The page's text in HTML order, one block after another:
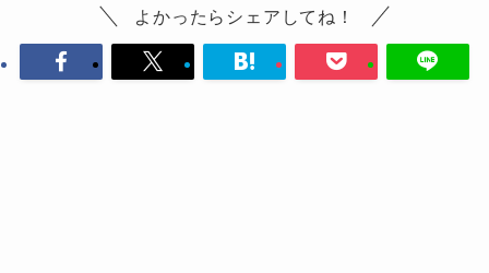
よかったらシェアしてね！